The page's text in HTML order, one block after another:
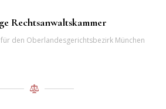
Rechtsanwaltskammer
den Oberlandesgerichtsbezirk München